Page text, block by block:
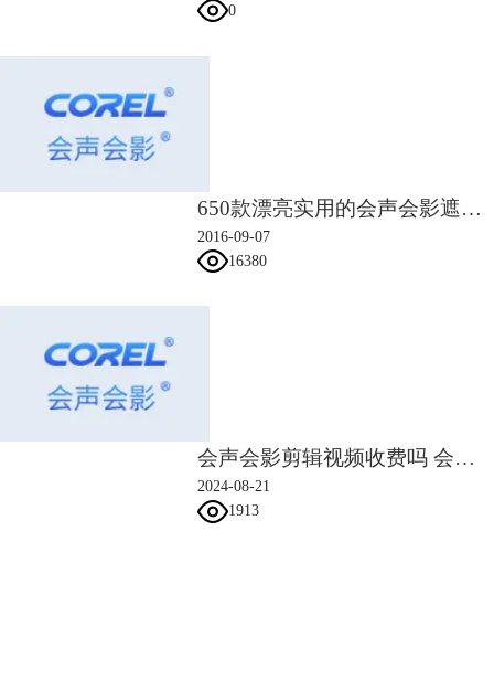
七、执行操作后，在预览窗口中即可预览镂空字的最终效果。
0
650款漂亮实用的会声会影遮罩素材
2016-09-07
16380
会声会影剪辑视频收费吗 会声会影剪辑视频怎么合并
2024-08-21
1913